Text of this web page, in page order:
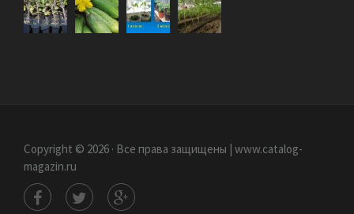
Copyright © 2026 · Все права защищены | www.catalog-
magazin.ru